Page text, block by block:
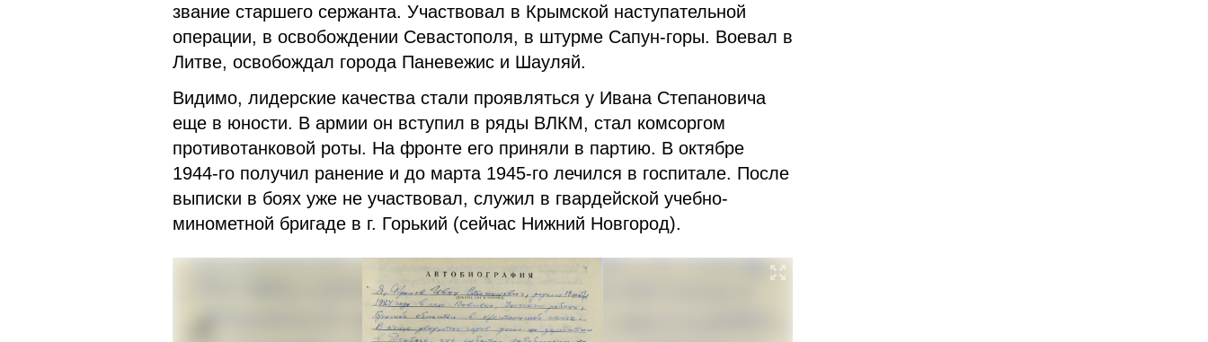
звание старшего сержанта. Участвовал в Крымской наступательной
операции, в освобождении Севастополя, в штурме Сапун-горы. Воевал в
Литве, освобождал города Паневежис и Шауляй.
Видимо, лидерские качества стали проявляться у Ивана Степановича
еще в юности. В армии он вступил в ряды ВЛКМ, стал комсоргом
противотанковой роты. На фронте его приняли в партию. В октябре
1944-го получил ранение и до марта 1945-го лечился в госпитале. После
выписки в боях уже не участвовал, служил в гвардейской учебно-
минометной бригаде в г. Горький (сейчас Нижний Новгород).